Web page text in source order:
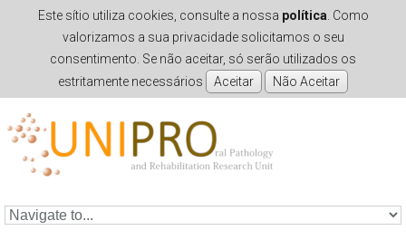
Este sítio utiliza cookies, consulte a nossa política . Como
valorizamos a sua privacidade solicitamos o seu
consentimento. Se não aceitar, só serão utilizados os
estritamente necessários
Skip to navigation
Skip to main content